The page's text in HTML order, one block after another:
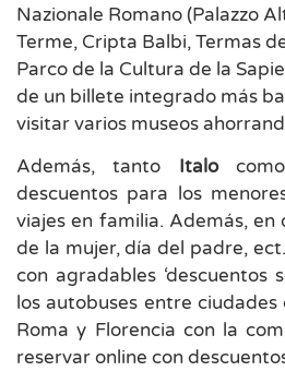
Nazionale Romano (Palazzo
Terme, Cripta Balbi, Termas
Parco de la Cultura de la
de un billete integrado más
visitar varios museos
Además, tanto Italo
descuentos para los
viajes en familia. Además, en
de la mujer, día del padre,
con agradables ‘descuentos
los autobuses entre ciudades
Roma y Florencia con la
reservar online con